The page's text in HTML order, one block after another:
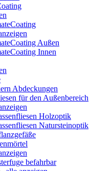
Außen
Innen
Abdeckungen
für den Außenbereich
Holzoptik
Natursteinoptik
befahrbar